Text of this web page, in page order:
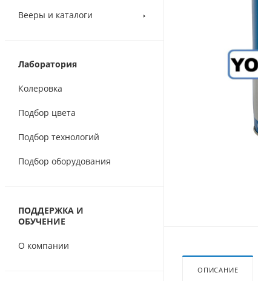
Вееры и каталоги
Лаборатория
Колеровка
Подбор цвета
Подбор технологий
Подбор оборудования
ПОДДЕРЖКА И
ОБУЧЕНИЕ
О компании
ОПИСАНИЕ